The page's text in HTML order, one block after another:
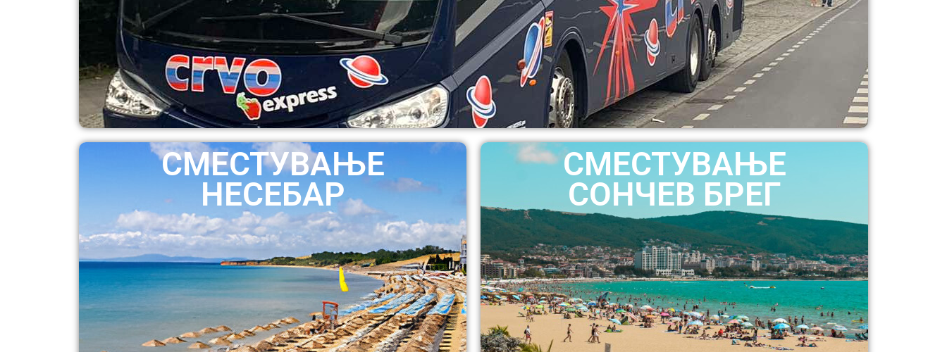
СМЕСТУВАЊЕ
НЕСЕБАР
СМЕСТУВАЊЕ
СОНЧЕВ БРЕГ